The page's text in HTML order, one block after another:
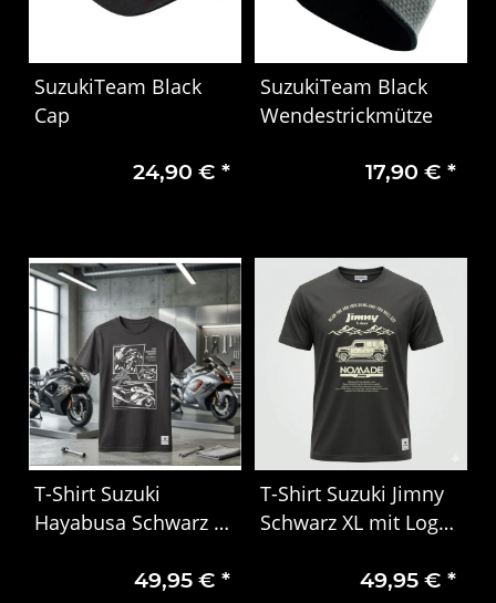
SuzukiTeam Black
Cap
24,90 € *
SuzukiTeam Black
Wendestrickmütze
17,90 €*
T-Shirt Suzuki
Hayabusa Schwarz XL
79NA1-15X49,95 € *
T-Shirt Suzuki Jimny
Schwarz XL mit Logo
49,95 €*